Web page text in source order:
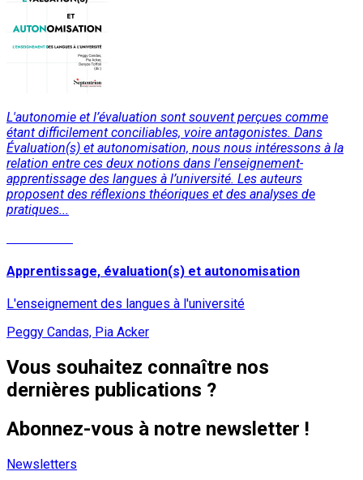
L'autonomie et l’évaluation sont souvent perçues comme
étant difficilement conciliables, voire antagonistes. Dans
Évaluation(s) et autonomisation, nous nous intéressons à la
relation entre ces deux notions dans l'enseignement-
apprentissage des langues à l’université. Les auteurs
proposent des réflexions théoriques et des analyses de
pratiques...
Apprentissage, évaluation(s) et autonomisation
L'enseignement des langues à l'université
Peggy Candas, Pia Acker
Vous souhaitez connaître nos
dernières publications ?
Abonnez-vous à notre newsletter !
Newsletters